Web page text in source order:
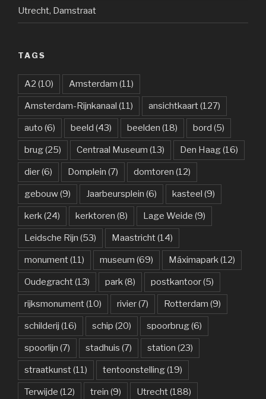
Utrecht, Damstraat
TAGS
A2 (10) Amsterdam (11)
Amsterdam-Rijnkanaal (11) ansichtkaart(127)
auto (6) beeld (43) beelden (18) bord (5)
brug(25) Centraal Museum (13) Den Haag(16)
dier(6) Domplein (7) domtoren (12)
gebouw(9) Jaarbeursplein (6) kasteel (9)
kerk(24) kerktoren (8) Lage Weide (9)
Leidsche Rijn (53) Maastricht(14)
monument(11) museum (69) Máximapark(12)
Oudegracht(13) park(8) postkantoor(5)
rijksmonument(10) rivier(7) Rotterdam (9)
schilderij (16) schip (20) spoorbrug(6)
spoorlijn (7) stadhuis (7) station (23)
straatkunst(11) tentoonstelling(19)
Terwijde (12) trein (9) Utrecht(188)